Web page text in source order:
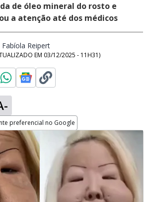
de óleo mineral do rosto e
a atenção até dos médicos
Fabíola Reipert
EM 03/12/2025 - 11H31)
preferencial no Google